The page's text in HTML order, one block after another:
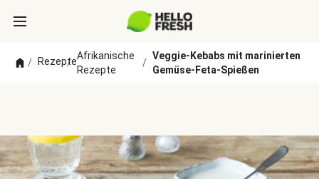
/ Rezepte
/
Afrikanische
Rezepte
/
Veggie-Kebabs mit marinierten
Gemüse-Feta-Spießen